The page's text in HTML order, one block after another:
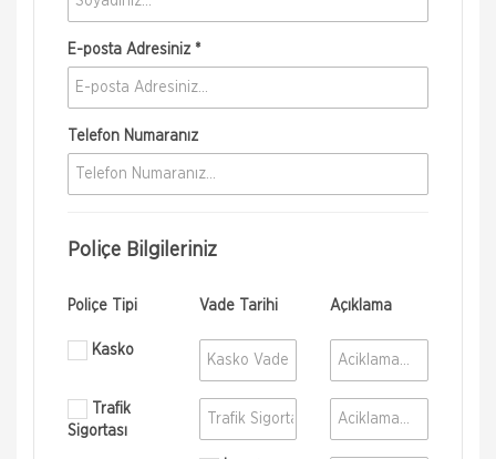
E-posta Adresiniz *
Telefon Numaranız
Poliçe Bilgileriniz
Poliçe Tipi Vade Tarihi Açıklama
Kasko
Trafik
Sigortası